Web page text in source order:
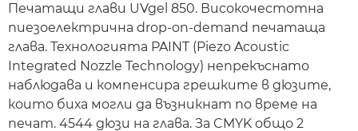
Печатащи глави UVgel 850. Високочестотна
пиезоелектрична drop-on-demand печатаща
глава. Технологията PAINT (Piezo Acoustic
Integrated Nozzle Technology) непрекъснато
наблюдава и компенсира грешките в дюзите,
които биха могли да възникнат по време на
печат. 4544 дюзи на глава. За CMYK общо 2